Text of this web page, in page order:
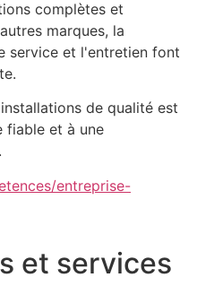
complètes et
marques, la
service et l'entretien font
de qualité est
fiable et à une
entreprise-
et services